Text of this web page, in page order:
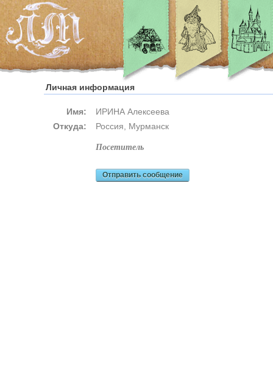
Личная информация
Имя:
ИРИНА Алексеева
Откуда:
Россия, Мурманск
посетитель
Отправить сообщение